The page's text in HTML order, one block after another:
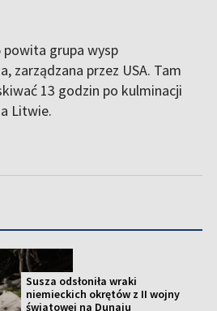
grupa wysp
zarządzana przez USA. Tam
13 godzin po kulminacji
Litwie.
Susza odsłoniła wraki
niemieckich okrętów z II wojny
światowej na Dunaju